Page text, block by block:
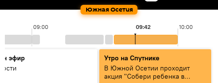
Южная Осетия
09:00 10:00
09:42
эфир
Утро на Спутнике
В Южной Осетии проходит
акция "Собери ребенка в